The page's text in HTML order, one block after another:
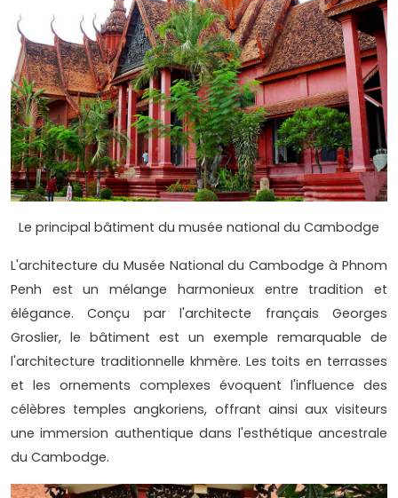
Le principal bâtiment du musée national du Cambodge
L'architecture du Musée National du Cambodge à Phnom
Penh est un mélange harmonieux entre tradition et
élégance. Conçu par l'architecte français Georges
Groslier, le bâtiment est un exemple remarquable de
l'architecture traditionnelle khmère. Les toits en terrasses
et les ornements complexes évoquent l'influence des
célèbres temples angkoriens, offrant ainsi aux visiteurs
une immersion authentique dans l'esthétique ancestrale
du Cambodge.